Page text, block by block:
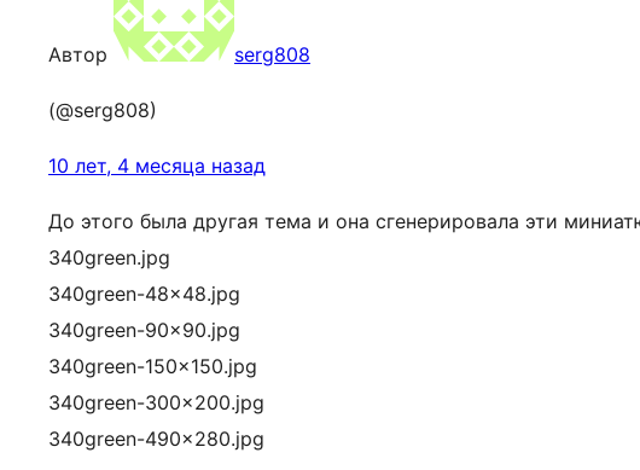
Автор serg808
(@serg808)
10 лет, 4 месяца назад
До этого была другая тема и она сгенерировала эти
340green.jpg
340green-48×48.jpg
340green-90×90.jpg
340green-150×150.jpg
340green-300×200.jpg
340green-490×280.jpg